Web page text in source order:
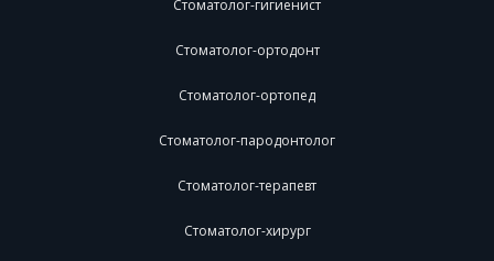
Стоматолог-гигиенист
Стоматолог-ортодонт
Стоматолог-ортопед
Стоматолог-пародонтолог
Стоматолог-терапевт
Стоматолог-хирург